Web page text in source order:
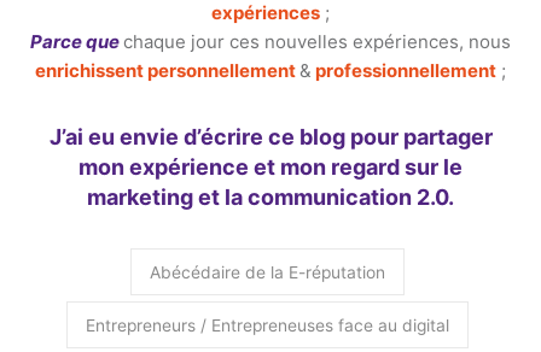
expériences ;
Parce quechaque jour ces nouvelles expériences, nous
enrichissent personnellement & professionnellement ;
J’ai eu envie d’écrire ce blog pour partager
mon expérience et mon regard sur le
marketing et la communication 2.0.
Abécédaire de la E-réputation
Entrepreneurs / Entrepreneuses face au digital